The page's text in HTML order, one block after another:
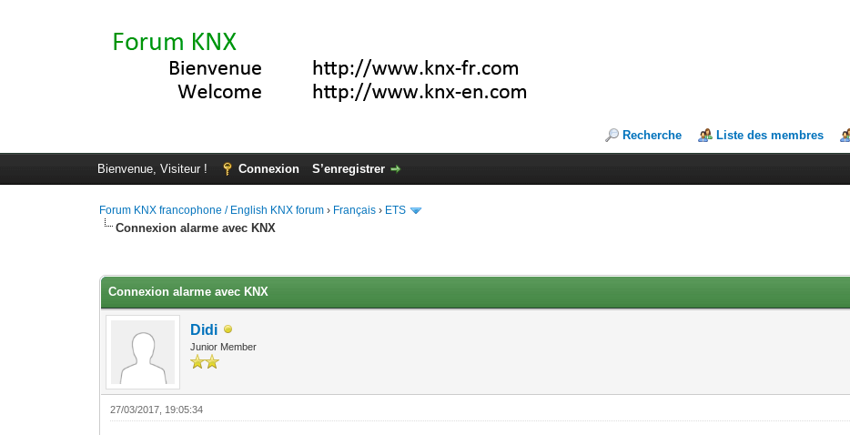
Recherche Liste des membres
Bienvenue, Visiteur ! Connexion S’enregistrer
Forum KNX francophone / English KNX forum › Français › ETS
Connexion alarme avec KNX
Connexion alarme avec KNX
Didi
Junior Member
27/03/2017, 19:05:34